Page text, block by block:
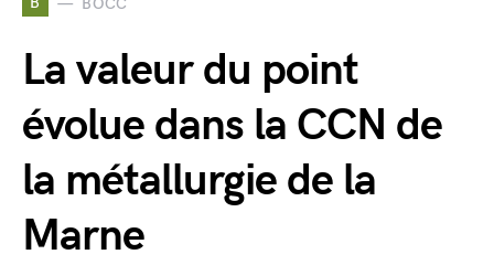
La valeur du point
évolue dans la CCN de
la métallurgie de la
Marne